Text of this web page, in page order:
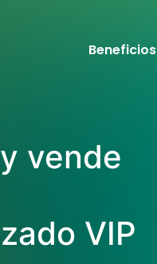
Beneficios
vende